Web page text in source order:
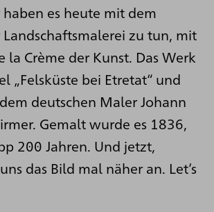
es heute mit dem
zu tun, mit
la Crème der Kunst. Das Werk
„Felsküste bei Etretat“ und
deutschen Maler Johann
Gemalt wurde es 1836,
200 Jahren. Und jetzt,
das Bild mal näher an. Let’s